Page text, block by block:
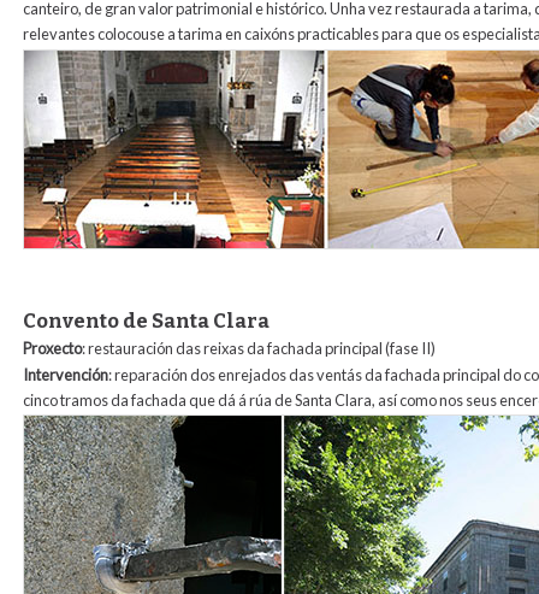
canteiro, de gran valor patrimonial e histórico. Unha vez restaurada a
relevantes colocouse a tarima en caixóns practicables para que os
1_tarima_iglesia_santa_clara.jpg
Convento de Santa Clara
Proxecto: restauración das reixas da fachada principal (fase II)
Intervención: reparación dos enrejados das ventás da fachada principal do
cinco tramos da fachada que dá á rúa de Santa Clara, así como nos seus
2_rejas_santa_clara.jpg